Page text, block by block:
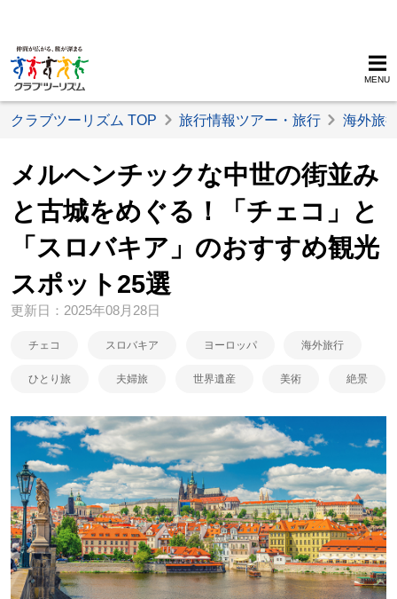
MENU
クラブツーリズム TOP 旅行情報ツアー・旅行 海外旅
メルヘンチックな中世の街並み
と古城をめぐる！「チェコ」と
「スロバキア」のおすすめ観光
スポット25選
更新日：2025年08月28日
チェコ スロバキア ヨーロッパ 海外旅行
ひとり旅 夫婦旅 世界遺産 美術 絶景